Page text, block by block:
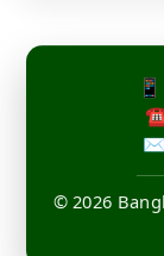
মহাদেব সাহা
☎
✉
© 2026